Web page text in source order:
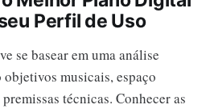
Perfil de Uso
se basear em uma análise
musicais, espaço
técnicas. Conhecer as